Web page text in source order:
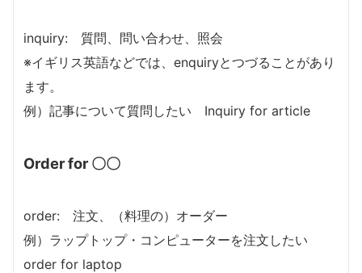
inquiry: 質問、問い合わせ、照会
※イギリス英語などでは、enquiryとつづることがあり
ます。
例）記事について質問したい Inquiry for article
Order for 〇〇
order: 注文、（料理の）オーダー
例）ラップトップ・コンピューターを注文したい
order for laptop